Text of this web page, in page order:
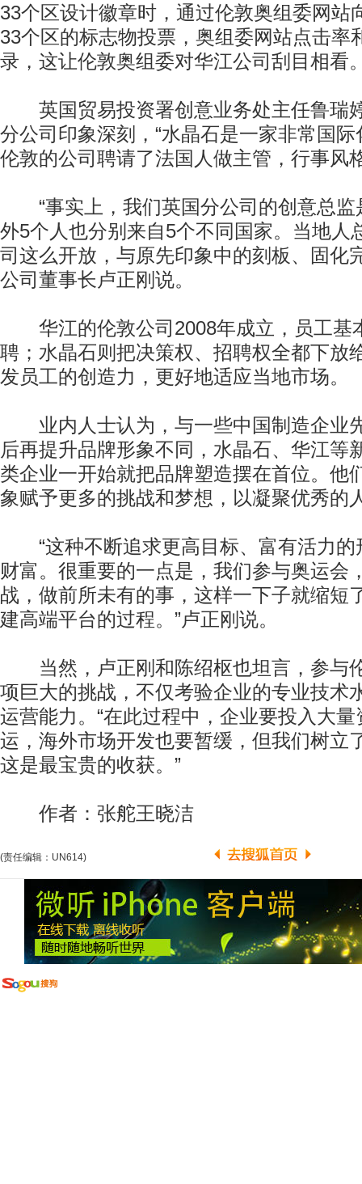
33个区设计徽章时，通过伦敦奥组委网站
33个区的标志物投票，奥组委网站点击率
录，这让伦敦奥组委对华江公司刮目相看
英国贸易投资署创意业务处主任鲁瑞
分公司印象深刻，“水晶石是一家非常国
伦敦的公司聘请了法国人做主管，行事风
“事实上，我们英国分公司的创意总监
外5个人也分别来自5个不同国家。当地人
司这么开放，与原先印象中的刻板、固化
公司董事长卢正刚说。
华江的伦敦公司2008年成立，员工基
聘；水晶石则把决策权、招聘权全都下放
发员工的创造力，更好地适应当地市场。
业内人士认为，与一些中国制造企业
后再提升品牌形象不同，水晶石、华江等
类企业一开始就把品牌塑造摆在首位。他
象赋予更多的挑战和梦想，以凝聚优秀的
“这种不断追求更高目标、富有活力的
财富。很重要的一点是，我们参与奥运会
战，做前所未有的事，这样一下子就缩短
建高端平台的过程。”卢正刚说。
当然，卢正刚和陈绍枢也坦言，参与
项巨大的挑战，不仅考验企业的专业技术
运营能力。“在此过程中，企业要投入大
运，海外市场开发也要暂缓，但我们树立
这是最宝贵的收获。”
作者：张舵王晓洁
(责任编辑：UN614)